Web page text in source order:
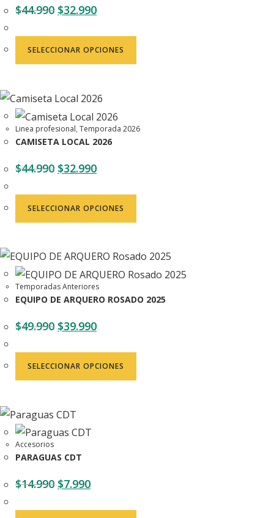
$44.990 $32.990
SELECCIONAR OPCIONES
Linea profesional, Temporada 2026
CAMISETA LOCAL 2026
$44.990 $32.990
SELECCIONAR OPCIONES
Temporadas Anteriores
EQUIPO DE ARQUERO ROSADO 2025
$49.990 $39.990
SELECCIONAR OPCIONES
Accesorios
PARAGUAS CDT
$14.990 $7.990